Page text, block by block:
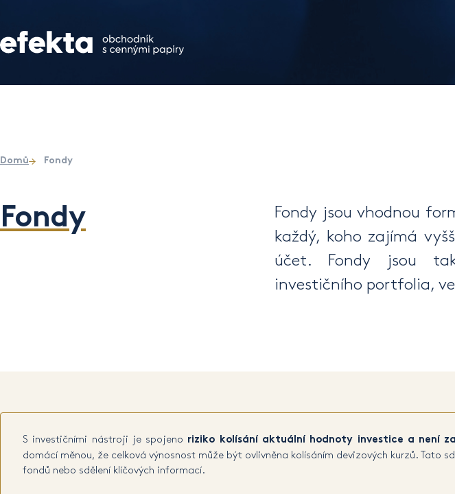
Domů Fondy
Fondy
Fondy jsou vhodnou
každý, koho zajímá
účet. Fondy jsou
investičního portfolia,
S investičními nástroji je spojeno riziko kolísání aktuální hodnoty investice a není
domácí měnou, že celková výnosnost může být ovlivněna kolísáním devizových kurzů. Tato
fondů nebo sdělení klíčových informací.